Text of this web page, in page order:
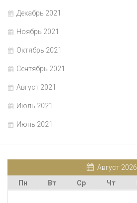
Декабрь 2021
Ноябрь 2021
Октябрь 2021
Сентябрь 2021
Август 2021
Июль 2021
Июнь 2021
Август 2026
Пн
Вт Ср Чт